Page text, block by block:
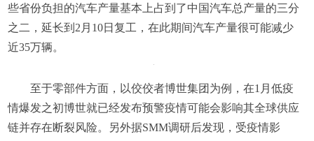
些省份负担的汽车产量基本上占到了中国汽车总产量的三分
之二，延长到2月10日复工，在此期间汽车产量很可能减少
近35万辆。
至于零部件方面，以佼佼者博世集团为例，在1月低疫
情爆发之初博世就已经发布预警疫情可能会影响其全球供应
链并存在断裂风险。另外据SMM调研后发现，受疫情影